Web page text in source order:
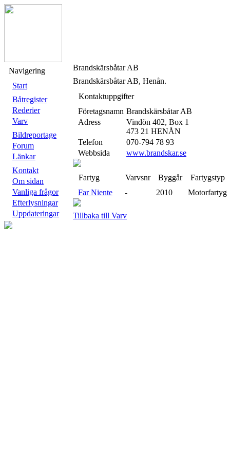
Navigering
Start
Båtregister
Rederier
Varv
Bildreportage
Forum
Länkar
Kontakt
Om sidan
Vanliga frågor
Efterlysningar
Uppdateringar
Brandskärsbåtar AB
Brandskärsbåtar AB, Henån.
Kontaktuppgifter
Företagsnamn Brandskärsbåtar AB
Adress
Vindön 402, Box 1
473 21 HENÅN
Telefon
070-794 78 93
Webbsida
www.brandskar.se
Fartyg Varvsnr Byggår
Fartygstyp
Far Niente
- 2010 Motorfartyg
Tillbaka till Varv